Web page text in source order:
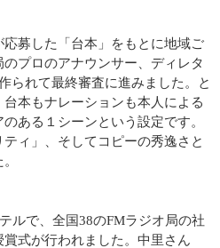
募した「台本」をもとに地域ご
プロのアナウンサー、ディレタ
られて最終審査に進みました。と
本もナレーションも本人による
ある１シーンという設定です。
ィ」、そしてコピーの秀逸さと
ルで、全国38のFMラジオ局の社
式が行われました。中里さん